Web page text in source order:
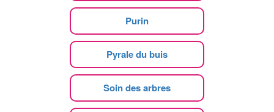
Purin
Pyrale du buis
Soin des arbres